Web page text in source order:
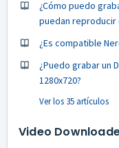
¿Cómo puedo
puedan reproducir
¿Es compatible
¿Puedo grabar un
1280x720?
Ver los 35 artículos
Video